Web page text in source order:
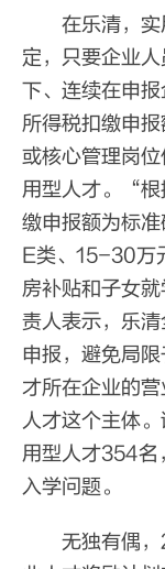
在乐清，
定，只要企业
下、连续在申
所得税扣缴申
或核心管理岗
用型人才。“根
缴申报额为标
E类、15-30万
房补贴和子女
责人表示，乐
申报，避免局
才所在企业的
人才这个主体
用型人才354名
入学问题。
无独有偶